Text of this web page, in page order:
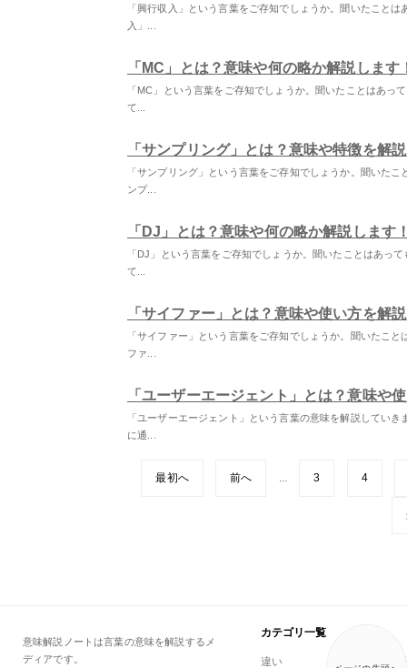
「興行収入」という言葉をご存知でしょうか。聞いたこと
入」...
「MC」とは？意味や何の略か解説します
「MC」という言葉をご存知でしょうか。聞いたことはあ
て...
「サンプリング」とは？意味や特徴を解
「サンプリング」という言葉をご存知でしょうか。聞いた
ンプ...
「DJ」とは？意味や何の略か解説します
「DJ」という言葉をご存知でしょうか。聞いたことはあっ
て...
「サイファー」とは？意味や使い方を解
「サイファー」という言葉をご存知でしょうか。聞いたこ
ファ...
「ユーザーエージェント」とは？意味や
「ユーザーエージェント」という言葉の意味を解説してい
に通...
最初へ 前へ ... 3 4
意味解説ノートは言葉の意味を解説するメ
ディアです。
カテゴリ一覧
違い 一般用語